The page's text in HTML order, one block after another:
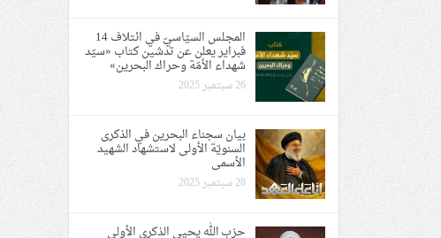
المجلس السيّاسيّ في ائتلاف 14
فبراير يعلن عن تدشين كتاب «سيّد
شهداء الأمّة وحراك البحرين»
26 سبتمبر 2025
بيان سجناء البحرين في الذكرى
السنويّة الأولى لاستشهاد الشهيد
الأسمى
28 سبتمبر 2025
حزب الله يحيي الذكرى الأولى